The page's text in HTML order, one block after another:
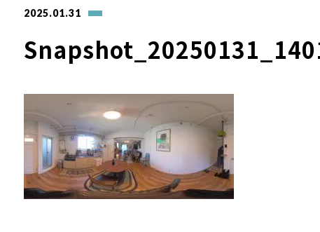
2025.01.31